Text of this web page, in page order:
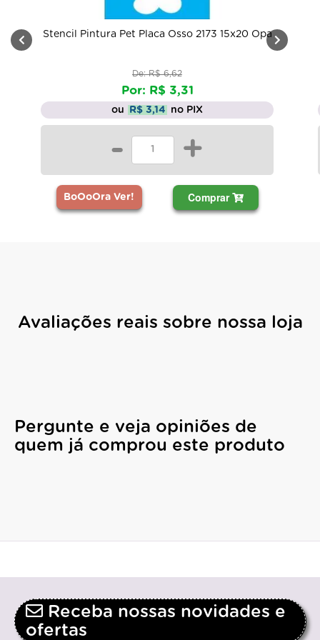
Stencil Pintura Pet Placa Osso 2173 15x20 Opa
De: R$ 6,62
Por: R$ 3,31
ou R$ 3,14 no PIX
- +
BoOoOra Ver! Comprar
Avaliações reais sobre nossa loja
Pergunte e veja opiniões de
quem já comprou este produto
Receba nossas novidades e
ofertas